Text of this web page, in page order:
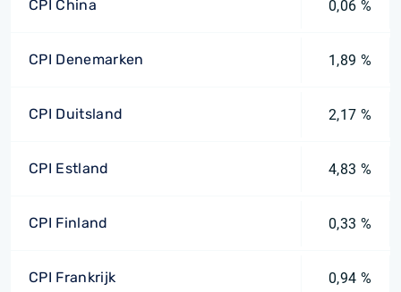
CPI China 0,06 %
CPI Denemarken 1,89 %
CPI Duitsland 2,17 %
CPI Estland 4,83 %
CPI Finland 0,33 %
CPI Frankrijk 0,94 %